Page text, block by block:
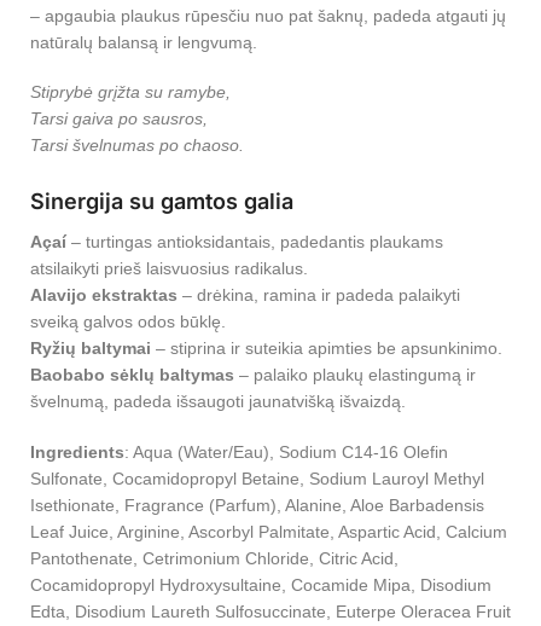
– apgaubia plaukus rūpesčiu nuo pat šaknų, padeda atgauti jų
natūralų balansą ir lengvumą.
Stiprybė grįžta su ramybe,
Tarsi gaiva po sausros,
Tarsi švelnumas po chaoso.
Sinergija su gamtos galia
Açaí – turtingas antioksidantais, padedantis plaukams
atsilaikyti prieš laisvuosius radikalus.
Alavijo ekstraktas – drėkina, ramina ir padeda palaikyti
sveiką galvos odos būklę.
Ryžių baltymai – stiprina ir suteikia apimties be apsunkinimo.
Baobabo sėklų baltymas – palaiko plaukų elastingumą ir
švelnumą, padeda išsaugoti jaunatvišką išvaizdą.
Ingredients: Aqua (Water/Eau), Sodium C14-16 Olefin
Sulfonate, Cocamidopropyl Betaine, Sodium Lauroyl Methyl
Isethionate, Fragrance (Parfum), Alanine, Aloe Barbadensis
Leaf Juice, Arginine, Ascorbyl Palmitate, Aspartic Acid, Calcium
Pantothenate, Cetrimonium Chloride, Citric Acid,
Cocamidopropyl Hydroxysultaine, Cocamide Mipa, Disodium
Edta, Disodium Laureth Sulfosuccinate, Euterpe Oleracea Fruit